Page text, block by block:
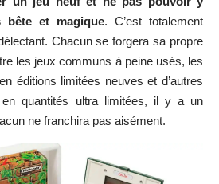
bête et magique. C’est totalement
Chacun se forgera sa propre
les jeux communs à peine usés, les
éditions limitées neuves et d’autres
quantités ultra limitées, il y a un
ne franchira pas aisément.